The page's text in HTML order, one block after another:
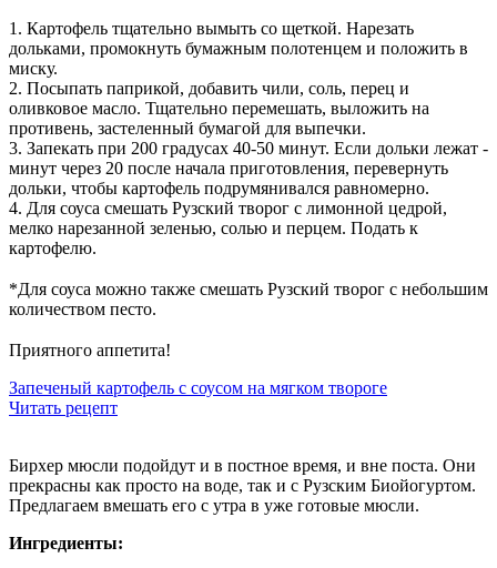
1️. Картофель тщательно вымыть со щеткой. Нарезать
дольками, промокнуть бумажным полотенцем и положить в
миску.
2️. Посыпать паприкой, добавить чили, соль, перец и
оливковое масло. Тщательно перемешать, выложить на
противень, застеленный бумагой для выпечки.
3️. Запекать при 200 градусах 40-50 минут. Если дольки лежат -
минут через 20 после начала приготовления, перевернуть
дольки, чтобы картофель подрумянивался равномерно.
4️. Для соуса смешать Рузский творог с лимонной цедрой,
мелко нарезанной зеленью, солью и перцем. Подать к
картофелю.
*Для соуса можно также смешать Рузский творог с небольшим
количеством песто.
Приятного аппетита!
Запеченый картофель с соусом на мягком твороге
Читать рецепт
Бирхер мюсли подойдут и в постное время, и вне поста. Они
прекрасны как просто на воде, так и с Рузским Биойогуртом.
Предлагаем вмешать его с утра в уже готовые мюсли.
Ингредиенты: